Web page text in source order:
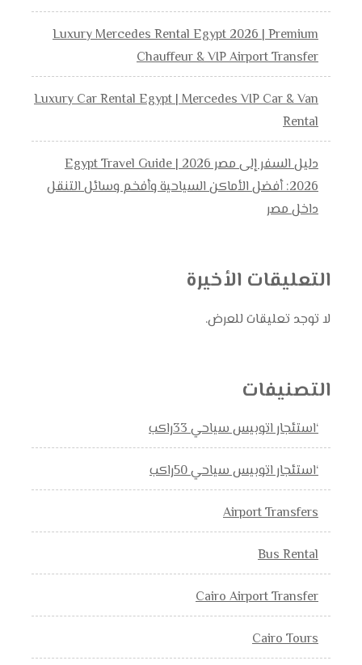
Luxury Mercedes Rental Egypt 2026 | Premium
Chauffeur & VIP Airport Transfer
Luxury Car Rental Egypt | Mercedes VIP Car & Van
Rental
دليل السفر إلى مصر 2026 | Egypt Travel Guide
2026: أفضل الأماكن السياحية وأفخم وسائل التنقل
داخل مصر
التعليقات الأخيرة
لا توجد تعليقات للعرض.
التصنيفات
‘استئجار اتوبيس سياحي 33راكب
‘استئجار اتوبيس سياحي 50راكب
Airport Transfers
Bus Rental
Cairo Airport Transfer
Cairo Tours